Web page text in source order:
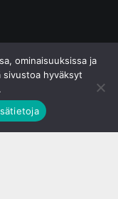
ominaisuuksissa ja
sivustoa hyväksyt